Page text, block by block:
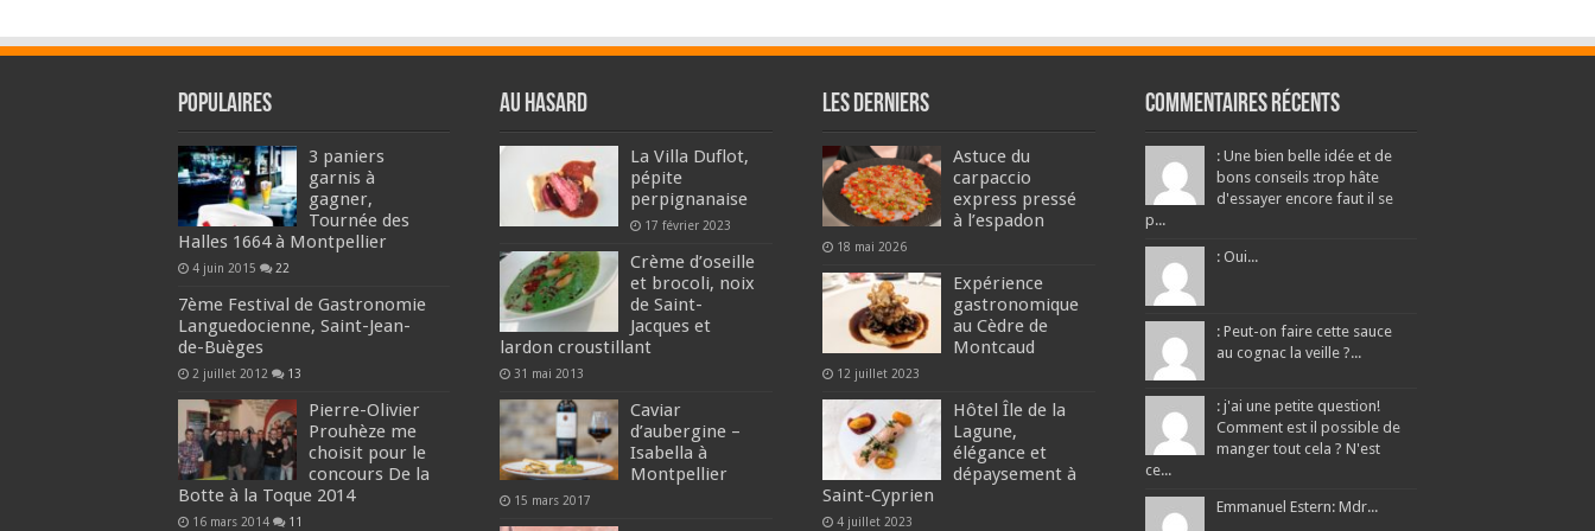
Populaires
3 paniers
garnis à
gagner,
Tournée des
Halles 1664 à Montpellier
4 juin 2015 22
7ème Festival de Gastronomie
Languedocienne, Saint-Jean-
de-Buèges
2 juillet 2012 13
Pierre-Olivier
Prouhèze me
choisit pour le
concours De la
Botte à la Toque 2014
16 mars 2014 11
Au hasard
La Villa Duflot,
pépite
perpignanaise
17 février 2023
Crème d’oseille
et brocoli, noix
de Saint-
Jacques et
lardon croustillant
31 mai 2013
Caviar
d’aubergine –
Isabella à
Montpellier
15 mars 2017
Les derniers
Astuce du
carpaccio
express pressé
à l’espadon
18 mai 2026
Expérience
gastronomique
au Cèdre de
Montcaud
12 juillet 2023
Hôtel Île de la
Lagune,
élégance et
dépaysement à
Saint-Cyprien
4 juillet 2023
Commentaires récents
: Une bien belle idée et de
bons conseils :trop hâte
d'essayer encore faut il se
p...
: Oui...
: Peut-on faire cette sauce
au cognac la veille ?...
: j'ai une petite question!
Comment est il possible de
manger tout cela ? N'est
ce...
Emmanuel Estern: Mdr...